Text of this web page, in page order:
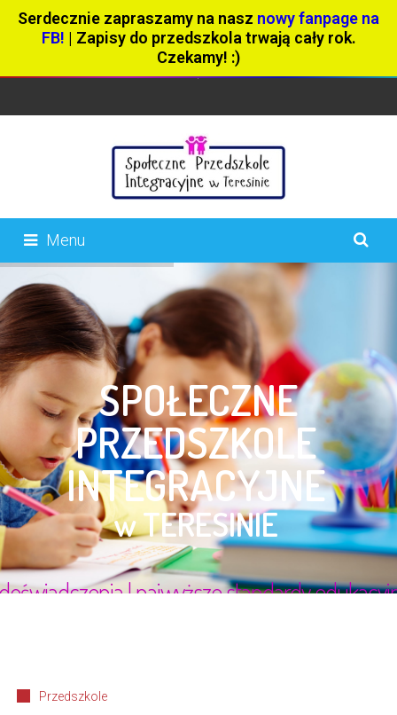
Serdecznie zapraszamy na nasz nowy fanpage na
FB! | Zapisy do przedszkola trwają cały rok.
Czekamy! :)
Menu
Przedszkole